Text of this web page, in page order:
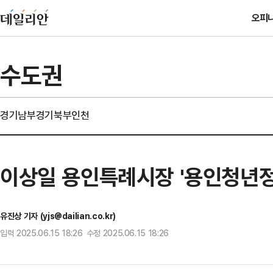
오피
수도권
경기남부경기북부인천
이상일 용인특례시장 '용인청년
유진상 기자 (yjs@dailian.co.kr)
입력 2025.06.15 18:26 수정 2025.06.15 18:26